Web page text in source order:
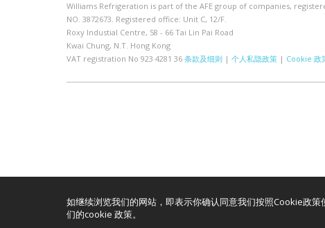
如继续浏览我们的网站，即表示你确认同意我们按照Cookie政
们的cookie 政策。
Williams Refrigeration is part of the AFE group of companies,
NO. 3872673. Registered office: Unit C, 12/F.
Roxy Industial Centre, 58 - 66 Tai Lin Pai Road
Kwai Chung, N.T. Hong Kong
VAT registration No 923 4281 36 条款及细则 | 个人私隐政策 | Cookie 政